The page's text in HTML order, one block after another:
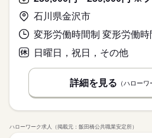
石川県金沢市
日曜日，祝日，その他
詳細を見る （ハローワ
ハローワーク求人（掲載元：飯田橋公共職業安定所）